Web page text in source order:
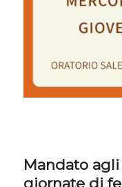
Mandato
giornate di